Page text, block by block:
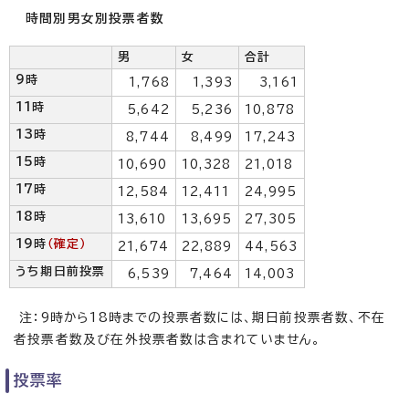
時間別男女別投票者数
男 女
合計
9時
1,768 1,393 3,161
11時 5,642 5,236 10,878
13時 8,744 8,499 17,243
15時 10,690 10,328 21,018
17時 12,584 12,411 24,995
18時 13,610 13,695 27,305
19時 （確定） 21,674 22,889 44,563
うち期日前投票 6,539 7,464 14,003
注：9時から18時までの投票者数には、期日前投票者数、不在
者投票者数及び在外投票者数は含まれていません。
投票率